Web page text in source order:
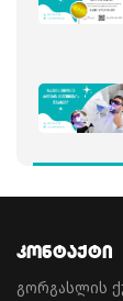
Კონტაქტი
გორგასლის